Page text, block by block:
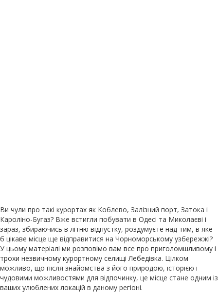
Ви чули про такі курортах як Коблево, Залізний порт, Затока і
Кароліно-Бугаз? Вже встигли побувати в Одесі та Миколаєві і
зараз, збираючись в літню відпустку, роздумуєте над тим, в яке
б цікаве місце ще відправитися на Чорноморському узбережжі?
У цьому матеріалі ми розповімо вам все про приголомшливому і
трохи незвичному курортному селищі Лебедівка. Цілком
можливо, що після знайомства з його природою, історією і
чудовими можливостями для відпочинку, це місце стане одним із
ваших улюблених локацій в даному регіоні.